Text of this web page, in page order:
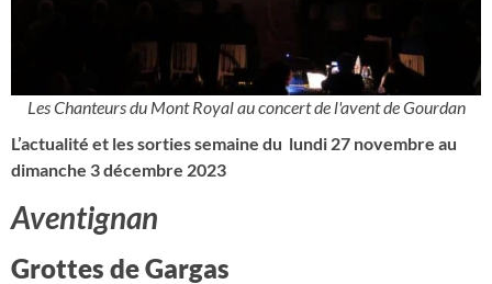
Les Chanteurs du Mont Royal au concert de l'avent de Gourdan
L’actualité et les sorties semaine du lundi 27 novembre au
dimanche 3 décembre 2023
Aventignan
Grottes de Gargas